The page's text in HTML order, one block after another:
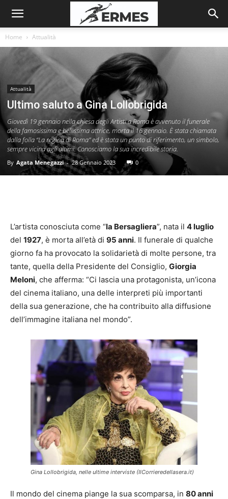
Home Attualità
Attualità
Ultimo saluto a Gina Lollobrigida
Giovedì 19 gennaio nella chiesa degli Artisti a Roma è avvenuto il funerale
della famosissima e bellissima attrice, morta il 16 gennaio. È stata chiamata
dalla folla “La regina di Roma” ed è stata un punto di riferimento, un simbolo,
sempre vicina agli ultimi. Conosciamo la sua incredibile storia.
By Agata Menegazzi - 28 Gennaio 2023 0
L’artista conosciuta come “la Bersagliera”, nata il 4 luglio
del 1927, è morta all’età di 95 anni. Il funerale di qualche
giorno fa ha provocato la solidarietà di molte persone, tra
tante, quella della Presidente del Consiglio, Giorgia
Meloni, che afferma: “Ci lascia una protagonista, un’icona
del cinema italiano, una delle interpreti più importanti
della sua generazione, che ha contribuito alla diffusione
dell’immagine italiana nel mondo”.
Gina Lollobrigida, nelle ultime interviste (IlCorrieredellasera.it)
Il mondo del cinema piange la sua scomparsa, in 80 anni